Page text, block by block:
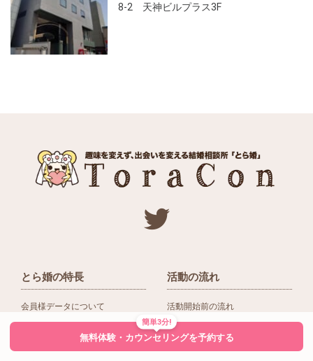
8-2 天神ビルプラス3F
とら婚の特長
会員様データについて
活動の流れ
活動開始前の流れ
入会後の活動の流れ
簡単3分!
無料体験・カウンセリングを予約する